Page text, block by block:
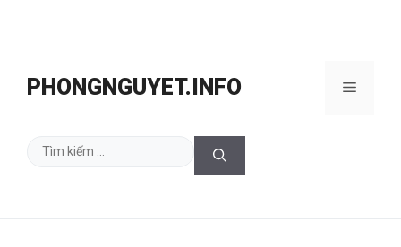
PHONGNGUYET.INFO Menu
Tìm